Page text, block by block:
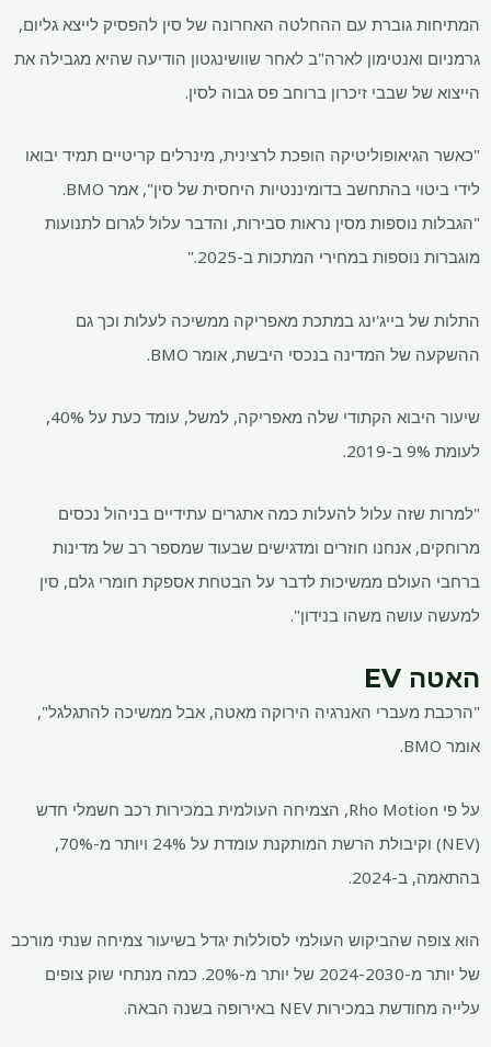
המתיחות גוברת עם ההחלטה האחרונה של סין להפסיק לייצא גליום,
גרמניום ואנטימון לארה"ב לאחר שוושינגטון הודיעה שהיא מגבילה את
הייצוא של שבבי זיכרון ברוחב פס גבוה לסין.
"כאשר הגיאופוליטיקה הופכת לרצינית, מינרלים קריטיים תמיד יבואו
לידי ביטוי בהתחשב בדומיננטיות היחסית של סין", אמר BMO.
"הגבלות נוספות מסין נראות סבירות, והדבר עלול לגרום לתנועות
מוגברות נוספות במחירי המתכות ב-2025."
התלות של בייג'ינג במתכת מאפריקה ממשיכה לעלות וכך גם
ההשקעה של המדינה בנכסי היבשת, אומר BMO.
שיעור היבוא הקתודי שלה מאפריקה, למשל, עומד כעת על 40%,
לעומת 9% ב-2019.
"למרות שזה עלול להעלות כמה אתגרים עתידיים בניהול נכסים
מרוחקים, אנחנו חוזרים ומדגישים שבעוד שמספר רב של מדינות
ברחבי העולם ממשיכות לדבר על הבטחת אספקת חומרי גלם, סין
למעשה עושה משהו בנידון".
האטה EV
"הרכבת מעברי האנרגיה הירוקה מאטה, אבל ממשיכה להתגלגל",
אומר BMO.
על פי Rho Motion, הצמיחה העולמית במכירות רכב חשמלי חדש
(NEV) וקיבולת הרשת המותקנת עומדת על 24% ויותר מ-70%,
בהתאמה, ב-2024.
הוא צופה שהביקוש העולמי לסוללות יגדל בשיעור צמיחה שנתי מורכב
של יותר מ-2024-2030 של יותר מ-20%. כמה מנתחי שוק צופים
עלייה מחודשת במכירות NEV באירופה בשנה הבאה.